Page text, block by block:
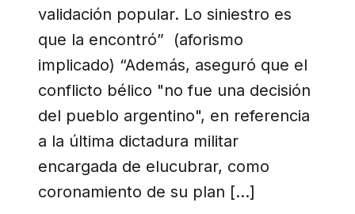
validación popular. Lo siniestro es
que la encontró” (aforismo
implicado) “Además, aseguró que el
conflicto bélico "no fue una decisión
del pueblo argentino", en referencia
a la última dictadura militar
encargada de elucubrar, como
coronamiento de su plan […]